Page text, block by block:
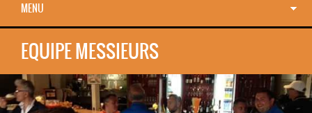
MENU
EQUIPE MESSIEURS